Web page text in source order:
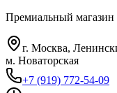
Премиальный
г. Москва,
м. Новаторская
+7 (919) 772-54-09